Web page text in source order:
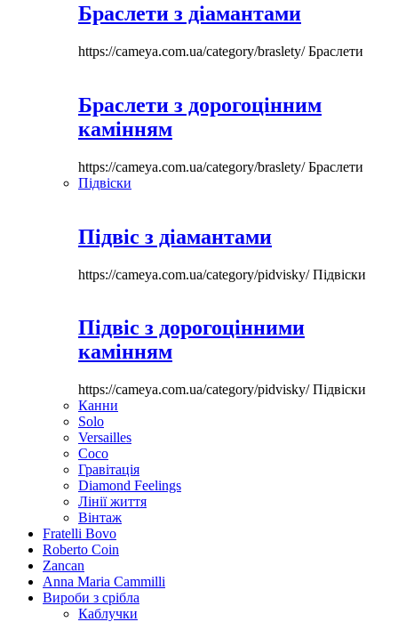
Браслети з діамантами
https://cameya.com.ua/category/braslety/Браслети
Браслети з дорогоцінним
камінням
https://cameya.com.ua/category/braslety/Браслети
Підвіски
Підвіс з діамантами
https://cameya.com.ua/category/pidvisky/Підвіски
Підвіс з дорогоцінними
камінням
https://cameya.com.ua/category/pidvisky/Підвіски
Канни
Solo
Versailles
Coco
Гравітація
Diamond Feelings
Лінії життя
Вінтаж
Fratelli Bovo
Roberto Coin
Zancan
Anna Maria Cammilli
Вироби з срібла
Каблучки